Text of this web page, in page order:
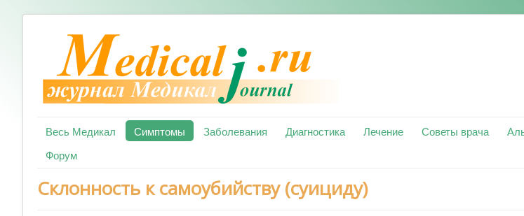
Весь Медикал Симптомы Заболевания Диагностика Лечение Советы врача
Форум
Склонность к самоубийству (суициду)